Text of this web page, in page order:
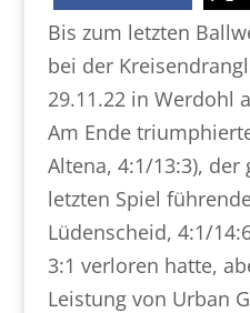
Bis zum letzten
bei der
29.11.22 in Werdohl
Am Ende
Altena, 4:1/13:3), der
letzten Spiel
Lüdenscheid, 4:1/
3:1 verloren hatte,
Leistung von Urban